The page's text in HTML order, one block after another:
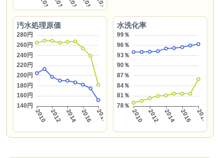
汚水処理原価 水洗化率